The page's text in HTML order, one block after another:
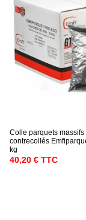
Colle parquets massifs
contrecollés
kg
40,20 € TTC